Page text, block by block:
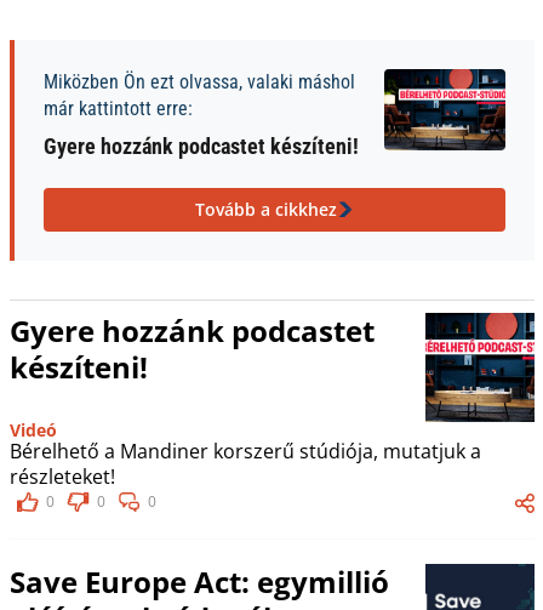
Miközben Ön ezt olvassa, valaki máshol
már kattintott erre:
Gyere hozzánk podcastet készíteni!
Tovább a cikkhez
Gyere hozzánk podcastet
készíteni!
Videó
Bérelhető a Mandiner korszerű stúdiója, mutatjuk a
részleteket!
0 0 0
Save Europe Act: egymillió